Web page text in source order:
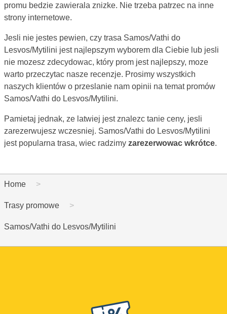
promu bedzie zawierala znizke. Nie trzeba patrzec na inne
strony internetowe.
Jesli nie jestes pewien, czy trasa Samos/Vathi do
Lesvos/Mytilini jest najlepszym wyborem dla Ciebie lub jesli
nie mozesz zdecydowac, który prom jest najlepszy, moze
warto przeczytac nasze recenzje. Prosimy wszystkich
naszych klientów o przeslanie nam opinii na temat promów
Samos/Vathi do Lesvos/Mytilini.
Pamietaj jednak, ze latwiej jest znalezc tanie ceny, jesli
zarezerwujesz wczesniej. Samos/Vathi do Lesvos/Mytilini
jest popularna trasa, wiec radzimy zarezerwowac wkrótce.
Home
Trasy promowe
Samos/Vathi do Lesvos/Mytilini